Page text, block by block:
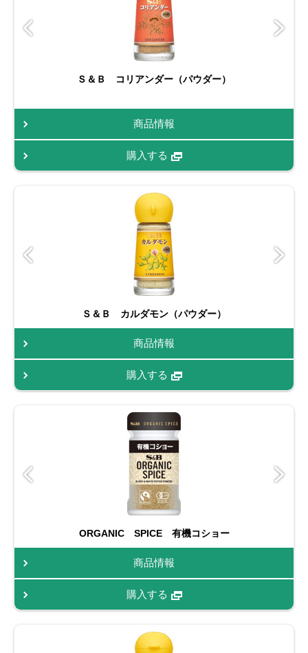
Ｓ＆Ｂ コリアンダー（パウダー）
商品情報
購入する
Ｓ＆Ｂ カルダモン（パウダー）
商品情報
購入する
ORGANIC SPICE 有機コショー
商品情報
購入する